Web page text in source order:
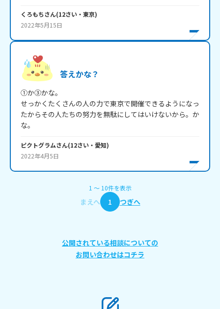
くろもちさん(12さい・ 東京)
2022年5月15日
答えかな？
①か③かな。
せっかくたくさんの人の力で東京で開催できるようになっ
たからその人たちの努力を無駄にしてはいけないから。か
な。
ピクトグラムさん(12さい・ 愛知)
2022年4月5日
1 〜 10件を表示
まえへ 1 つぎへ
公開されている相談についての
お問い合わせはコチラ